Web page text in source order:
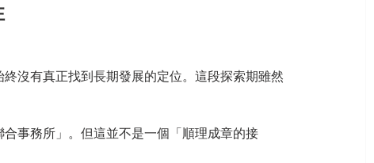
沒有真正找到長期發展的定位。這段探索期雖然
事務所」。但這並不是一個「順理成章的接